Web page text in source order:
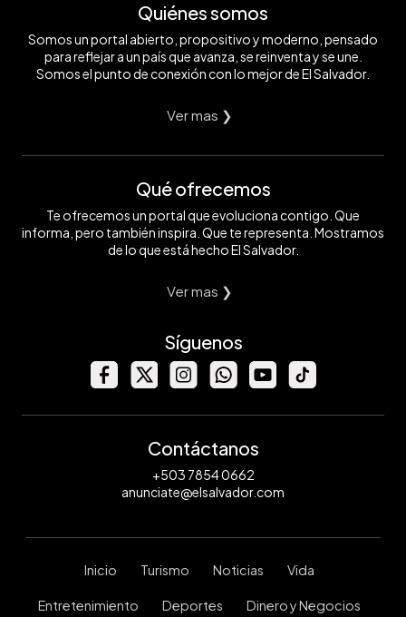
Quiénes somos
Somos un portal abierto, propositivo y moderno, pensado
para reflejar a un país que avanza, se reinventa y se une.
Somos el punto de conexión con lo mejor de El Salvador.
Ver mas ❯
Qué ofrecemos
Te ofrecemos un portal que evoluciona contigo. Que
informa, pero también inspira. Que te representa. Mostramos
de lo que está hecho El Salvador.
Ver mas ❯
Síguenos
Contáctanos
+503 7854 0662
anunciate@elsalvador.com
Inicio Turismo Noticias Vida
Entretenimiento Deportes Dinero y Negocios